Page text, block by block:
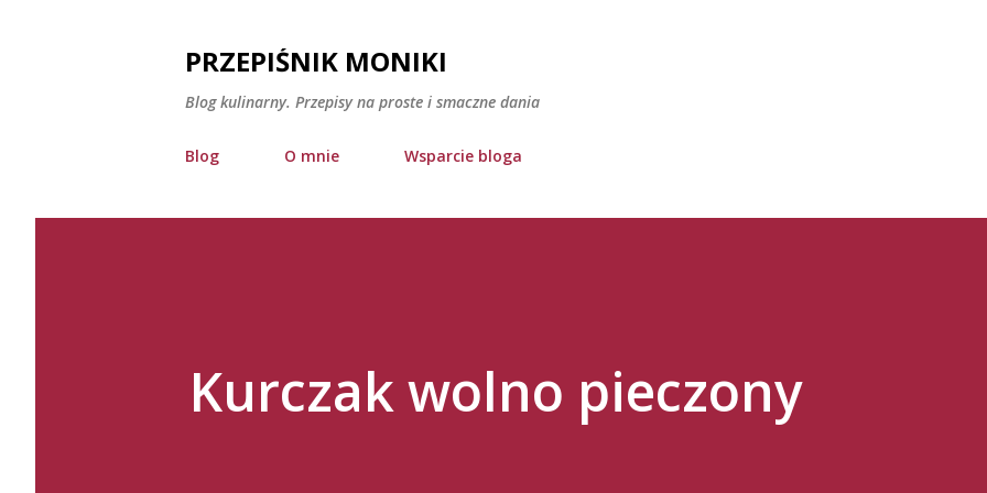
PRZEPIŚNIK MONIKI
Blog kulinarny. Przepisy na proste i smaczne dania
Blog O mnie Wsparcie bloga
Kurczak wolno pieczony